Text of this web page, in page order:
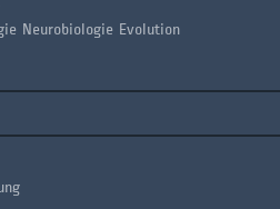
Neurobiologie Evolution